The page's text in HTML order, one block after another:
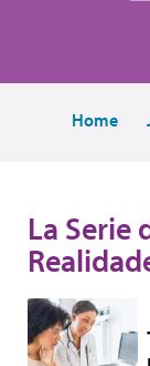
Home
La Serie